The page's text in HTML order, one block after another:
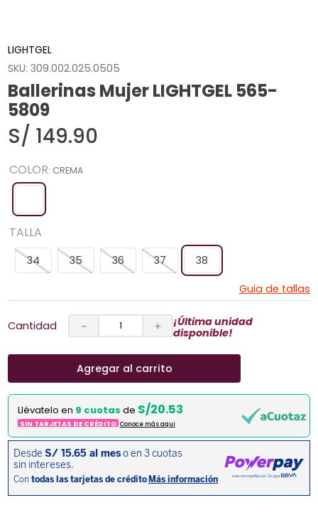
LIGHTGEL
SKU:309.002.025.0505
Ballerinas Mujer LIGHTGEL 565-
5809
S/ 149.90
COLOR: CREMA
TALLA
34 35 36 37
38
Guia de tallas
Cantidad ＋
－
¡Última unidad
disponible!
Agregar al carrito
Llévatelo en 9 cuotas de S/20.53
SIN TARJETAS DE CRÉDITO Conoce más aqui